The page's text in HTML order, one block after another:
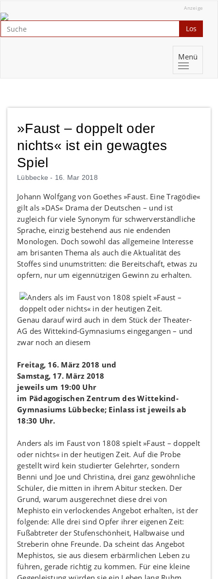
Anzeige
Los
Menü
»Faust – doppelt oder
nichts« ist ein gewagtes
Spiel
Lübbecke - 16. Mar 2018
Johann Wolfgang von Goethes »Faust. Eine Tragödie«
gilt als »DAS« Drama der Deutschen – und ist
zugleich für viele Synonym für schwerverständliche
Sprache, einzig bestehend aus nie endenden
Monologen. Doch sowohl das allgemeine Interesse
am brisanten Thema als auch die Aktualität des
Stoffes sind unumstritten: die Bereitschaft, etwas zu
opfern, nur um eigennützigen Gewinn zu erhalten.
Genau darauf wird auch in dem Stück der Theater-
AG des Wittekind-Gymnasiums eingegangen – und
zwar noch an diesem
Freitag, 16. März 2018 und
Samstag, 17. März 2018
jeweils um 19:00 Uhr
im Pädagogischen Zentrum des Wittekind-
Gymnasiums Lübbecke; Einlass ist jeweils ab
18:30 Uhr.
Anders als im Faust von 1808 spielt »Faust – doppelt
oder nichts« in der heutigen Zeit. Auf die Probe
gestellt wird kein studierter Gelehrter, sondern
Benni und Joe und Christina, drei ganz gewöhnliche
Schüler, die mitten in ihrem Abitur stecken. Der
Grund, warum ausgerechnet diese drei von
Mephisto ein verlockendes Angebot erhalten, ist der
folgende: Alle drei sind Opfer ihrer eigenen Zeit:
Fußabtreter der Stufenschönheit, Halbwaise und
Streberin ohne Freunde. Da scheint das Angebot
Mephistos, sie aus diesem erbärmlichen Leben zu
führen, gerade richtig zu kommen. Für eine kleine